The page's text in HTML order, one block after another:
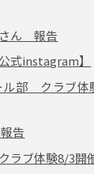
ん 報告
式instagram】
ル部 クラブ
告
ラブ体験8/3